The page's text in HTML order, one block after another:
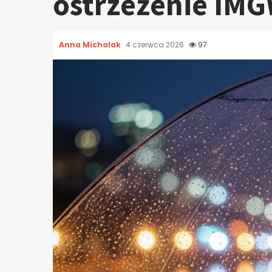
Anna Michalak 4 czerwca 2026 97